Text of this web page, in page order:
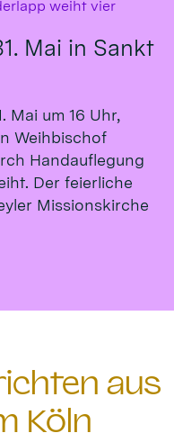
weiht vier
Mai in Sankt
Mai um 16 Uhr,
Weihbischof
Handauflegung
Der feierliche
Missionskirche
aus
Köln